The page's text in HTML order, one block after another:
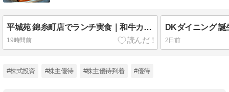
平城苑 錦糸町店でランチ実食｜和牛カルビのコスパを正直レビュー｜味・値段・混雑【2026年】
19時間前 2日前
#株式投資 #株主優待 #株主優待到着 #優待